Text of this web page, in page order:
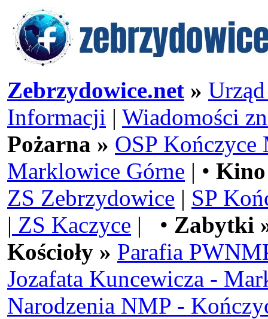
Zebrzydowice.net »
Informacji | Wiadomości
Pożarna » OSP Kończyce
Marklowice Górne | •
ZS Zebrzydowice | SP
| ZS Kaczyce | • Zabytki
Kościoły » Parafia
Jozafata Kuncewicza -
Narodzenia NMP -